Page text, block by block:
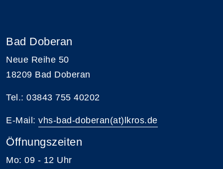
Bad Doberan
Neue Reihe 50
18209 Bad Doberan
Tel.: 03843 755 40202
E-Mail: vhs-bad-doberan(at)lkros.de
Öffnungszeiten
Mo: 09 - 12 Uhr